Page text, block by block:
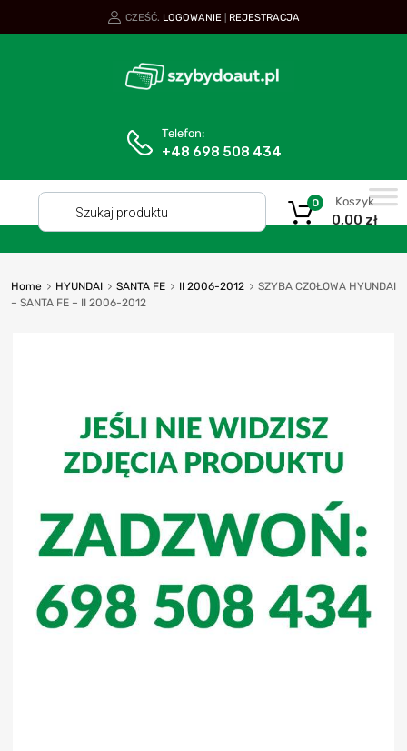
CZEŚĆ. LOGOWANIE REJESTRACJA
Telefon:
+48 698 508 434
Koszyk
0,00 zł
0
Home HYUNDAI SANTA FE II 2006-2012
SZYBA CZOŁOWA HYUNDAI
– SANTA FE – II 2006-2012